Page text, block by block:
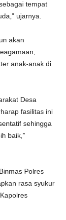
tempat
ujarnya.
akan
anak-anak di
Desa
fasilitas ini
sehingga
baik,”
Polres
rasa syukur